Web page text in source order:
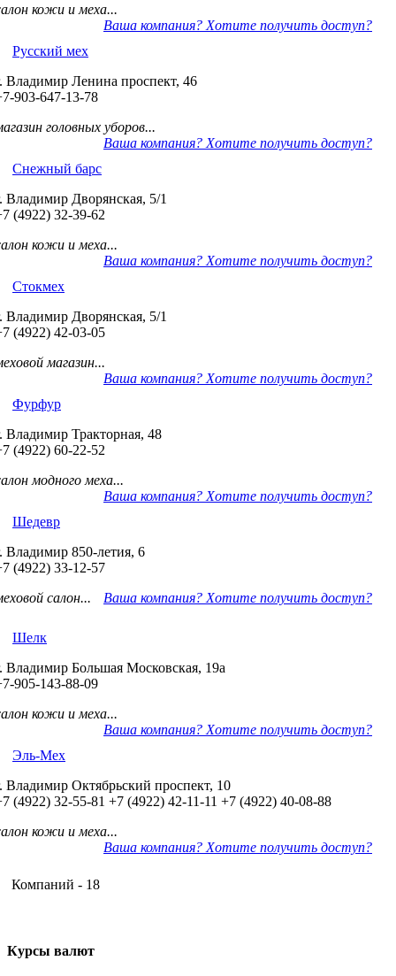
кожи и меха...
Ваша компания? Хотите получить доступ?
Русский мех
Владимир Ленина проспект, 46
903-647-13-78
головных уборов...
Ваша компания? Хотите получить доступ?
Снежный барс
Владимир Дворянская, 5/1
(4922) 32-39-62
кожи и меха...
Ваша компания? Хотите получить доступ?
Стокмех
Владимир Дворянская, 5/1
(4922) 42-03-05
магазин...
Ваша компания? Хотите получить доступ?
Фурфур
Владимир Тракторная, 48
(4922) 60-22-52
модного меха...
Ваша компания? Хотите получить доступ?
Шедевр
Владимир 850-летия, 6
(4922) 33-12-57
салон...
Ваша компания? Хотите получить доступ?
Шелк
Владимир Большая Московская, 19а
905-143-88-09
кожи и меха...
Ваша компания? Хотите получить доступ?
Эль-Мех
Владимир Октябрьский проспект, 10
(4922) 32-55-81 +7 (4922) 42-11-11 +7 (4922) 40-08-88
кожи и меха...
Ваша компания? Хотите получить доступ?
Компаний - 18
Курсы валют